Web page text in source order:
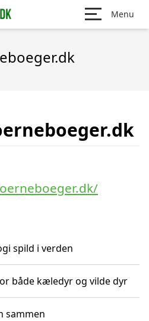
Menu
spild i verden
både kæledyr og vilde dyr
sammen